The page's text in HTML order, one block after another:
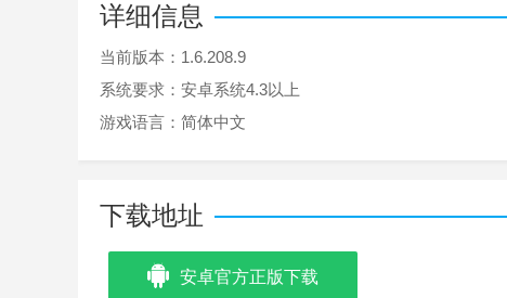
详细信息
当前版本： 1.6.208.9
系统要求： 安卓系统4.3以上
游戏语言： 简体中文
下载地址
安卓官方正版下载